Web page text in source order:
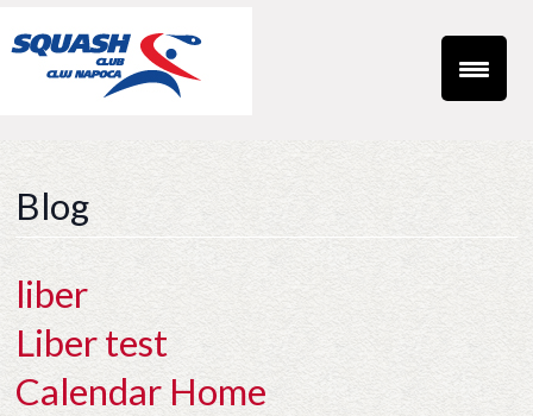
Blog
liber
Liber test
Calendar Home